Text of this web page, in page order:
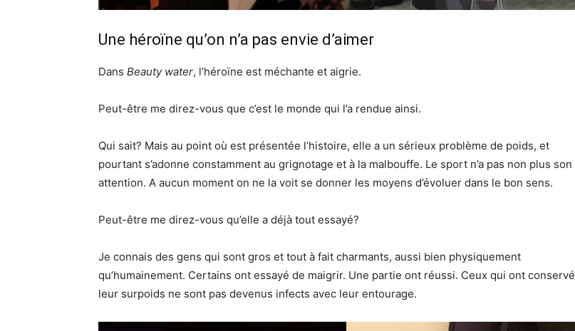
Une héroïne qu’on n’a pas envie d’aimer
Dans Beauty water, l’héroïne est méchante et aigrie.
Peut-être me direz-vous que c’est le monde qui l’a rendue ainsi.
Qui sait? Mais au point où est présentée l’histoire, elle a un sérieux problème de poids, et
pourtant s’adonne constamment au grignotage et à la malbouffe. Le sport n’a pas non plus son
attention. A aucun moment on ne la voit se donner les moyens d’évoluer dans le bon sens.
Peut-être me direz-vous qu’elle a déjà tout essayé?
Je connais des gens qui sont gros et tout à fait charmants, aussi bien physiquement
qu’humainement. Certains ont essayé de maigrir. Une partie ont réussi. Ceux qui ont conservé
leur surpoids ne sont pas devenus infects avec leur entourage.